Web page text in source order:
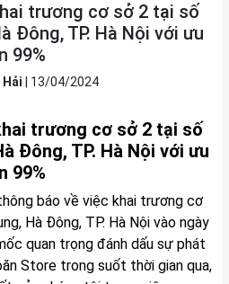
trương cơ sở 2 tại số
Đông, TP. Hà Nội với ưu
99%
13/04/2024
trương cơ sở 2 tại số
Đông, TP. Hà Nội với ưu
99%
báo về việc khai trương cơ
Hà Đông, TP. Hà Nội vào ngày
quan trọng đánh dấu sự phát
Store trong suốt thời gian qua,